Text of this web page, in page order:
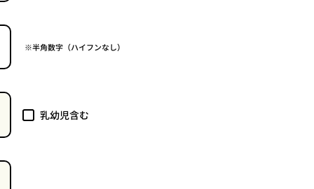
※半角数字（ハイフンなし）
乳幼児含む